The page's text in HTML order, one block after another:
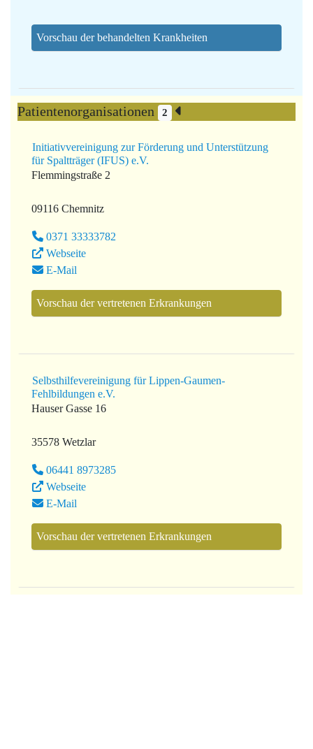
Vorschau der behandelten Krankheiten
Patientenorganisationen 2
Initiativvereinigung zur Förderung und Unterstützung
für Spaltträger (IFUS) e.V.
Flemmingstraße 2
09116 Chemnitz
0371 33333782
Webseite
E-Mail
Vorschau der vertretenen Erkrankungen
Selbsthilfevereinigung für Lippen-Gaumen-
Fehlbildungen e.V.
Hauser Gasse 16
35578 Wetzlar
06441 8973285
Webseite
E-Mail
Vorschau der vertretenen Erkrankungen